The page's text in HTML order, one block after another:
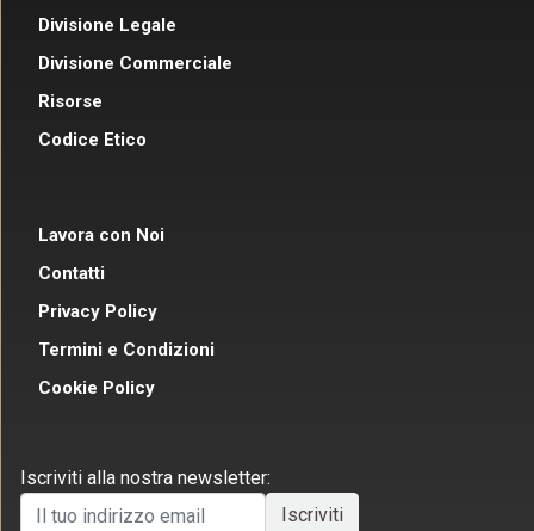
Divisione Legale
Divisione Commerciale
Risorse
Codice Etico
Lavora con Noi
Contatti
Privacy Policy
Termini e Condizioni
Cookie Policy
Iscriviti alla nostra newsletter: